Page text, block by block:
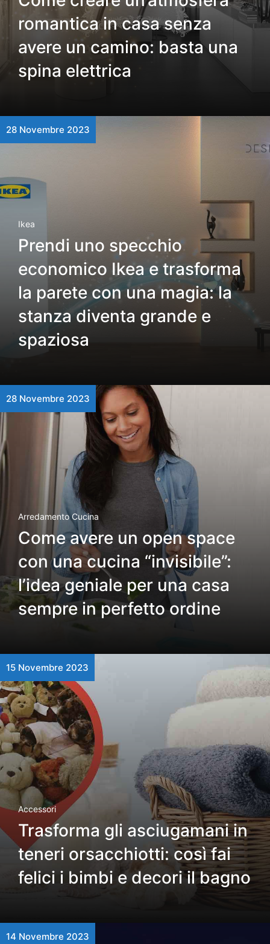
romantica in casa senza
avere un camino: basta una
spina elettrica
28 Novembre 2023
Ikea
Prendi uno specchio
economico Ikea e trasforma
la parete con una magia: la
stanza diventa grande e
spaziosa
28 Novembre 2023
Arredamento Cucina
Come avere un open space
con una cucina “invisibile”:
l’idea geniale per una casa
sempre in perfetto ordine
15 Novembre 2023
Accessori
Trasforma gli asciugamani in
teneri orsacchiotti: così fai
felici i bimbi e decori il bagno
14 Novembre 2023